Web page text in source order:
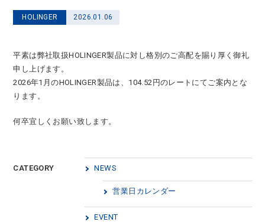
HOLINGER 2026.01.06
平素は弊社取扱HOLINGER製品に対し格別のご高配を賜り厚く御礼
申し上げます。
2026年1月のHOLINGER製品は、104.52円のレートにてご案内とな
ります。
何卒宜しくお願い致します。
CATEGORY NEWS
営業日カレンダー
EVENT